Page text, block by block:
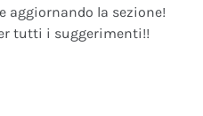
aggiornando la sezione!
tutti i suggerimenti!!